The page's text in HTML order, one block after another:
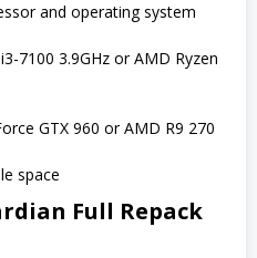
and operating system
7100 3.9GHz or AMD Ryzen
GTX 960 or AMD R9 270
space
Full Repack